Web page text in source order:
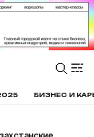
БИЗНЕС И